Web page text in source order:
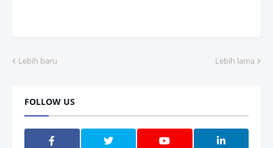
Lebih baru Lebih lama
FOLLOW US